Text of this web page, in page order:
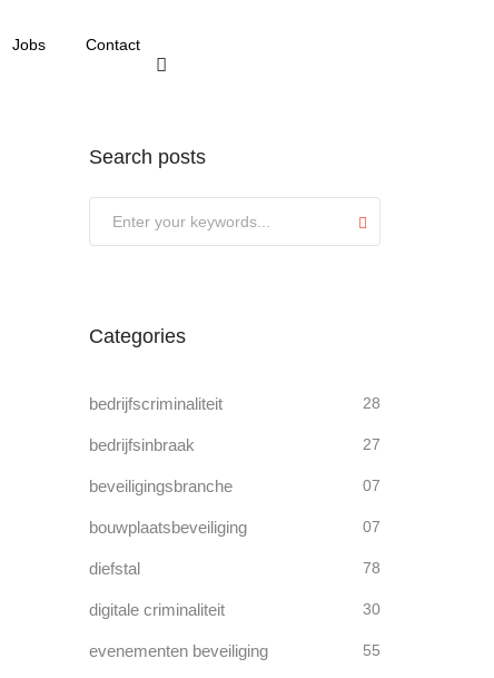
Jobs Contact
Search posts
Categories
bedrijfscriminaliteit 28
bedrijfsinbraak 27
beveiligingsbranche 07
bouwplaatsbeveiliging 07
diefstal 78
digitale criminaliteit 30
evenementen beveiliging 55